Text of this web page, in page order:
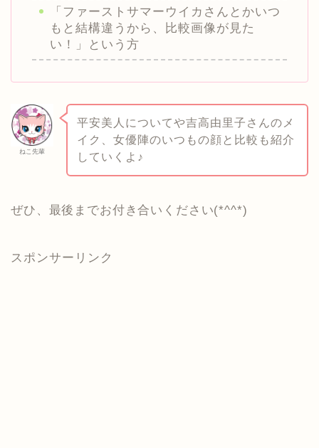
「ファーストサマーウイカさんとかいつ
もと結構違うから、比較画像が見た
い！」という方
ねこ先輩
平安美人についてや吉高由里子さんのメ
イク、女優陣のいつもの顔と比較も紹介
していくよ♪
ぜひ、最後までお付き合いください(*^^*)
スポンサーリンク